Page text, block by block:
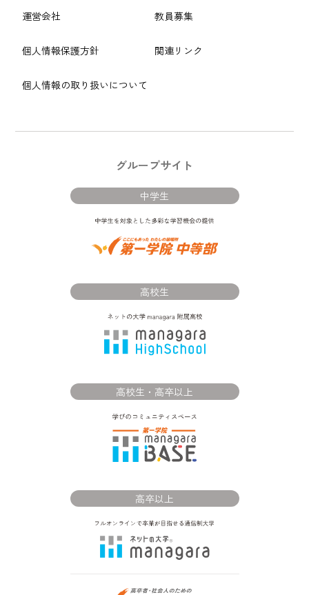
運営会社
個人情報保護方針
個人情報の取り扱いについて
教員募集
関連リンク
グループサイト
中学生
高校生
高校生・高卒以上
高卒以上